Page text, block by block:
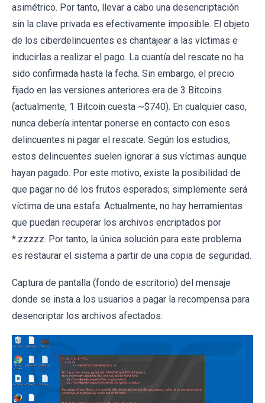
asimétrico. Por tanto, llevar a cabo una desencriptación
sin la clave privada es efectivamente imposible. El objeto
de los ciberdelincuentes es chantajear a las víctimas e
inducirlas a realizar el pago. La cuantía del rescate no ha
sido confirmada hasta la fecha. Sin embargo, el precio
fijado en las versiones anteriores era de 3 Bitcoins
(actualmente, 1 Bitcoin cuesta ~$740). En cualquier caso,
nunca debería intentar ponerse en contacto con esos
delincuentes ni pagar el rescate. Según los estudios,
estos delincuentes suelen ignorar a sus víctimas aunque
hayan pagado. Por este motivo, existe la posibilidad de
que pagar no dé los frutos esperados; simplemente será
víctima de una estafa. Actualmente, no hay herramientas
que puedan recuperar los archivos encriptados por
*.zzzzz. Por tanto, la única solución para este problema
es restaurar el sistema a partir de una copia de seguridad.
Captura de pantalla (fondo de escritorio) del mensaje
donde se insta a los usuarios a pagar la recompensa para
desencriptar los archivos afectados: